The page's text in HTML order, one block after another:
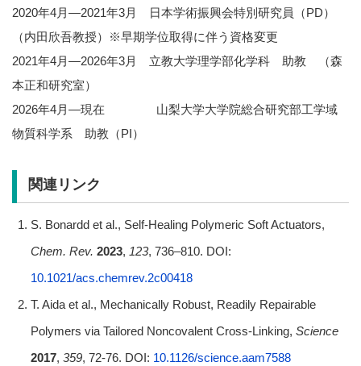
2020年4月―2021年3月 日本学術振興会特別研究員（PD）
（内田欣吾教授）※早期学位取得に伴う資格変更
2021年4月―2026年3月 立教大学理学部化学科 助教 （森
本正和研究室）
2026年4月―現在 山梨大学大学院総合研究部工学域
物質科学系 助教（PI）
関連リンク
S. Bonardd et al., Self-Healing Polymeric Soft Actuators,
Chem. Rev. 2023, 123, 736–810. DOI:
10.1021/acs.chemrev.2c00418
T. Aida et al., Mechanically Robust, Readily Repairable
Polymers via Tailored Noncovalent Cross-Linking, Science
2017, 359, 72-76. DOI: 10.1126/science.aam7588